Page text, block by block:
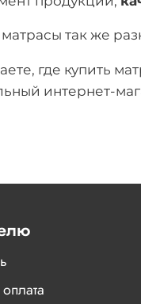
так же
где купить
интернет-